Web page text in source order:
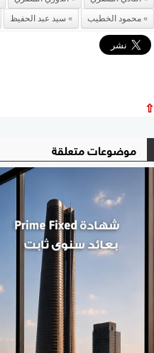
محمود الخطيب
سيد عبد الحفيظ
⇧
موضوعات متعلقة